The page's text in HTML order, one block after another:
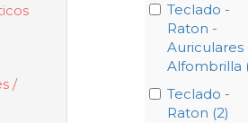
/
Teclado -
Raton -
Auriculares
Alfombrilla
Teclado -
Raton (2)